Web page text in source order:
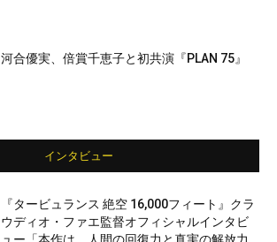
河合優実、倍賞千恵子と初共演『PLAN 75』
インタビュー
『タービュランス 絶空 16,000フィート』クラ
ウディオ・ファエ監督オフィシャルインタビ